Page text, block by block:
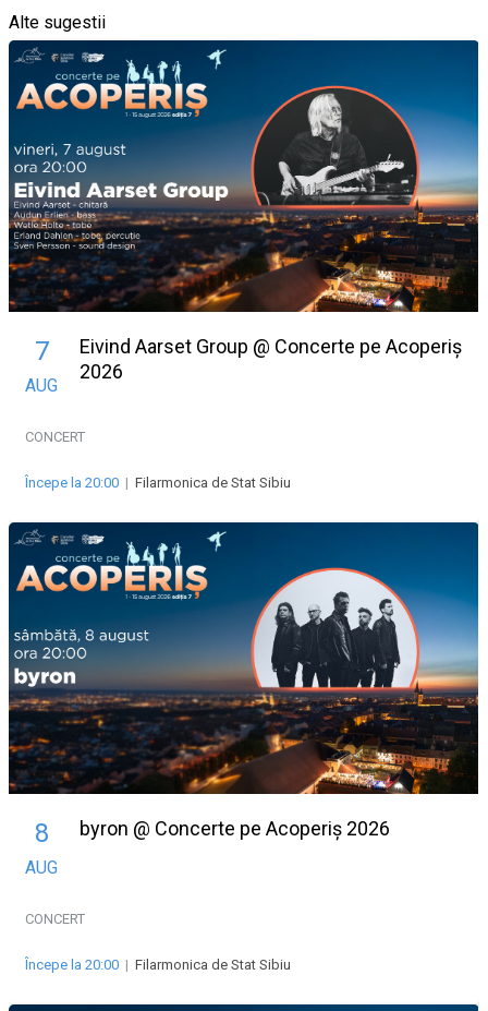
Alte sugestii
7
AUG
Eivind Aarset Group @ Concerte pe Acoperiș
2026
CONCERT
Începe la 20:00 | Filarmonica de Stat Sibiu
8
AUG
byron @ Concerte pe Acoperiș 2026
CONCERT
Începe la 20:00 | Filarmonica de Stat Sibiu